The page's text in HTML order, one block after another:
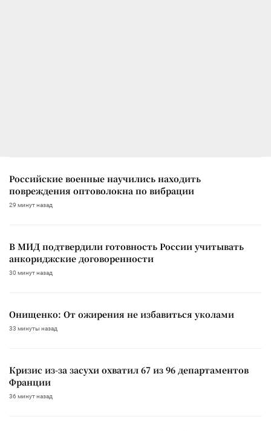
Российские военные научились находить
повреждения оптоволокна по вибрации
29 минут назад
В МИД подтвердили готовность России учитывать
анкориджские договоренности
30 минут назад
Онищенко: От ожирения не избавиться уколами
33 минуты назад
Кризис из-за засухи охватил 67 из 96 департаментов
Франции
36 минут назад